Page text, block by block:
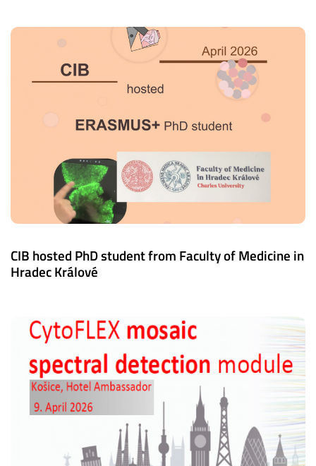
CIB hosted PhD student from Faculty of Medicine in
Hradec Králové